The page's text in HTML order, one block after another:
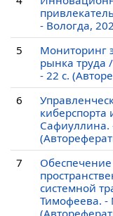
- Вологда,
5
Мониторинг
рынка труда
- 22 c.
6
киберспорта
Сафиуллина.
7
системной
Тимофеева. -